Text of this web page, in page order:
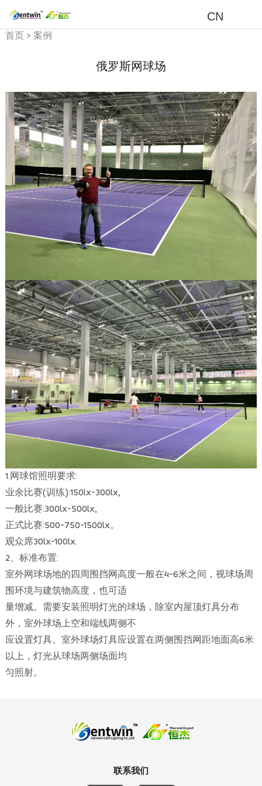
CN
首页 > 案例
俄罗斯网球场
1.网球馆照明要求:
业余比赛(训练):150lx-300lx,
一般比赛:300lx-500lx,
正式比赛:500-750-1500lx。
观众席30lx-100lx.
2、标准布置:
室外网球场地的四周围挡网高度一般在4-6米之间，视球场周
围环境与建筑物高度，也可适
量增减。需要安装照明灯光的球场，除室内屋顶灯具分布
外，室外球场上空和端线两侧不
应设置灯具。室外球场灯具应设置在两侧围挡网距地面高6米
以上，灯光从球场两侧场面均
匀照射。
联系我们